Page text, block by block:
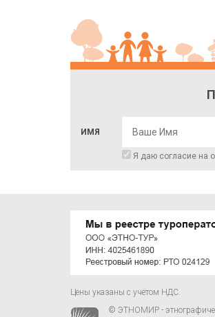
ИМЯ
Я даю согласие на
Цены указаны с учётом НДС.
© ЭТНОМИР -